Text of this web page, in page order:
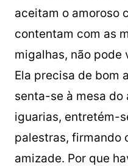
aceitam o amoroso
contentam com as
migalhas, não pode
Ela precisa de bom
senta-se à mesa do
iguarias, entretém-
palestras, firmando
amizade. Por que